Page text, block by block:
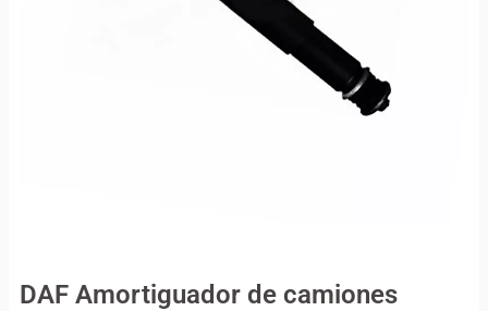
DAF Amortiguador de camiones